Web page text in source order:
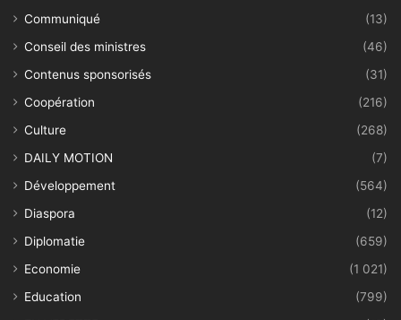
Communiqué
(13)
Conseil des ministres
(46)
Contenus sponsorisés
(31)
Coopération
(216)
Culture
(268)
DAILY MOTION
(7)
Développement
(564)
Diaspora
(12)
Diplomatie
(659)
Economie
(1 021)
Education
(799)